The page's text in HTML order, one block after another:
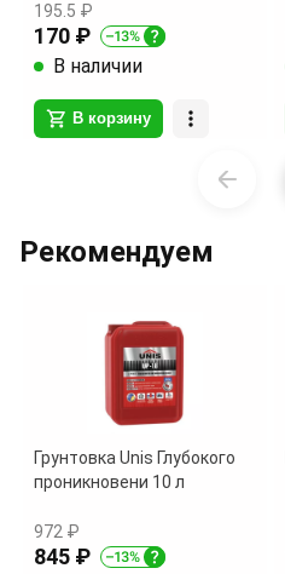
Рекомендуем
Грунтовка Unis Глубокого
проникновени 10 л
972 ₽
845 ₽
195.5 ₽
170 ₽
В наличии
В корзину
of
17